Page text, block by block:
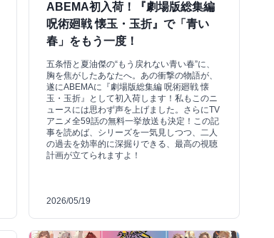
ABEMA初入荷！『劇場版総集編
呪術廻戦 懐玉・玉折』で「青い
春」をもう一度！
五条悟と夏油傑の“もう戻れない青い春”に、
胸を焦がしたあなたへ。あの衝撃の物語が、
遂にABEMAに『劇場版総集編 呪術廻戦 懐
玉・玉折』として初入荷します！私もこのニ
ュースには思わず声を上げました。さらにTV
アニメ全59話の無料一挙放送も決定！この記
事を読めば、シリーズを一気見しつつ、二人
の過去を効率的に深掘りできる、最高の視聴
計画が立てられますよ！
2026/05/19